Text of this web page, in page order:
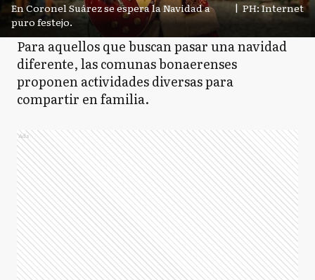
En Coronel Suárez se espera la Navidad a
puro festejo.
| PH: Internet
Para aquellos que buscan pasar una navidad
diferente, las comunas bonaerenses
proponen actividades diversas para
compartir en familia.
Ads